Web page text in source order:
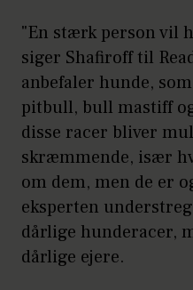
"En stærk person vil
siger Shafiroff til
anbefaler hunde,
pitbull, bull mastiff
disse racer bliver
skræmmende, især
om dem, men de er
eksperten
dårlige hunderacer,
dårlige ejere.